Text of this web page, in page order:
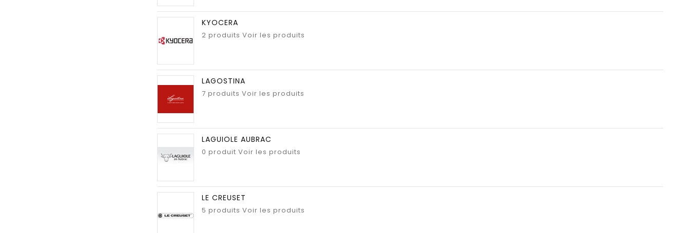
KYOCERA
2 produits Voir les produits
LAGOSTINA
7 produits Voir les produits
LAGUIOLE AUBRAC
0 produit Voir les produits
LE CREUSET
5 produits Voir les produits